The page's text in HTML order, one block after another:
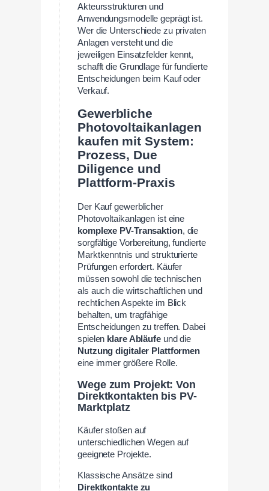
Akteursstrukturen und
Anwendungsmodelle geprägt ist.
Wer die Unterschiede zu privaten
Anlagen versteht und die
jeweiligen Einsatzfelder kennt,
schafft die Grundlage für fundierte
Entscheidungen beim Kauf oder
Verkauf.
Gewerbliche
Photovoltaikanlagen
kaufen mit System:
Prozess, Due
Diligence und
Plattform-Praxis
Der Kauf gewerblicher
Photovoltaikanlagen ist eine
komplexe PV-Transaktion, die
sorgfältige Vorbereitung, fundierte
Marktkenntnis und strukturierte
Prüfungen erfordert. Käufer
müssen sowohl die technischen
als auch die wirtschaftlichen und
rechtlichen Aspekte im Blick
behalten, um tragfähige
Entscheidungen zu treffen. Dabei
spielen klare Abläufeund die
Nutzung digitaler Plattformen
eine immer größere Rolle.
Wege zum Projekt: Von
Direktkontakten bis PV-
Marktplatz
Käufer stoßen auf
unterschiedlichen Wegen auf
geeignete Projekte.
Klassische Ansätze sind
Direktkontakte zu